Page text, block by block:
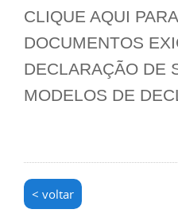
CLIQUE AQUI
DOCUMENTOS
DECLARAÇÃO DE
MODELOS DE
< voltar